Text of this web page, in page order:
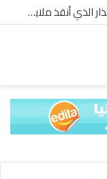
إذا أخطأنا سامحونا”.. القصة الكاملة للاعتذار الذي أنقذ ملايين “إعمار” في الساحل الشمالي